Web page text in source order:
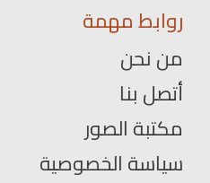
روابط مهمة
من نحن
أتصل بنا
مكتبة الصور
سياسة الخصوصية